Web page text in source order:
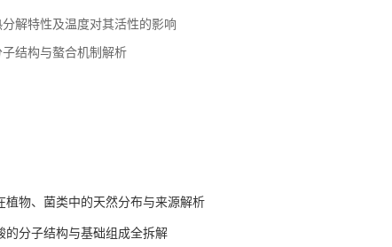
解特性及温度对其活性的影响
结构与螯合机制解析
植物、菌类中的天然分布与来源解析
的分子结构与基础组成全拆解